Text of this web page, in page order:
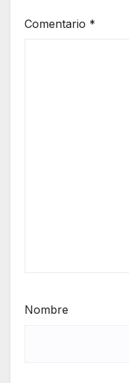
Comentario *
Nombre